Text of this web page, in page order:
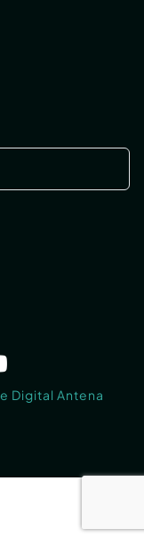
Digital Antena